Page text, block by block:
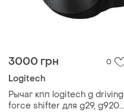
3000 грн 0
Logitech
Рычаг кпп logitech g driving
force shifter для g29, g920